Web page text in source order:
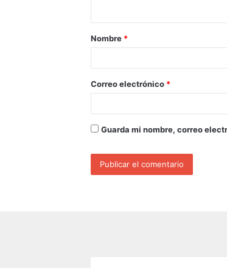
Nombre *
Correo electrónico *
Guarda mi nombre, correo